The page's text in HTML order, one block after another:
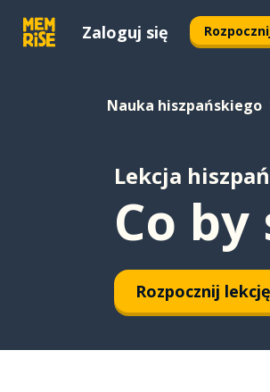
Zaloguj się
Nauka hiszpańskiego
Lekcja
Co
Rozpocznij lekcję